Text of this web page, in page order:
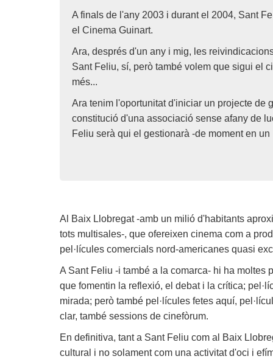
A finals de l'any 2003 i durant el 2004, Sant
el Cinema Guinart.
Ara, després d'un any i mig, les
Sant Feliu, sí, però també volem que sigui el
més...
Ara tenim l'oportunitat d'iniciar un projecte de
constitució d'una associació sense afany de
Feliu serà qui el gestionarà -de moment en
Al Baix Llobregat -amb un milió d'habitants
tots multisales-, que ofereixen cinema com a
pel·lícules comercials nord-americanes quasi
A Sant Feliu -i també a la comarca- hi ha moltes
que fomentin la reflexió, el debat i la crítica;
mirada; però també pel·lícules fetes aquí,
clar, també sessions de cinefòrum.
En definitiva, tant a Sant Feliu com al Baix
cultural i no solament com una activitat d'oci i